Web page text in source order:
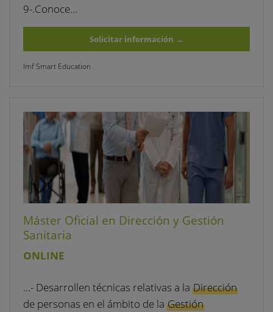
9-.Conoce…
Solicitar información →
Imf Smart Education
Máster Oficial en Dirección y Gestión
Sanitaria
ONLINE
…- Desarrollen técnicas relativas a la Dirección
de personas en el ámbito de la Gestión